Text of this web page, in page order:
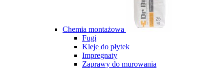
Chemia montażowa
Fugi
Kleje do płytek
Impregnaty
Zaprawy do murowania